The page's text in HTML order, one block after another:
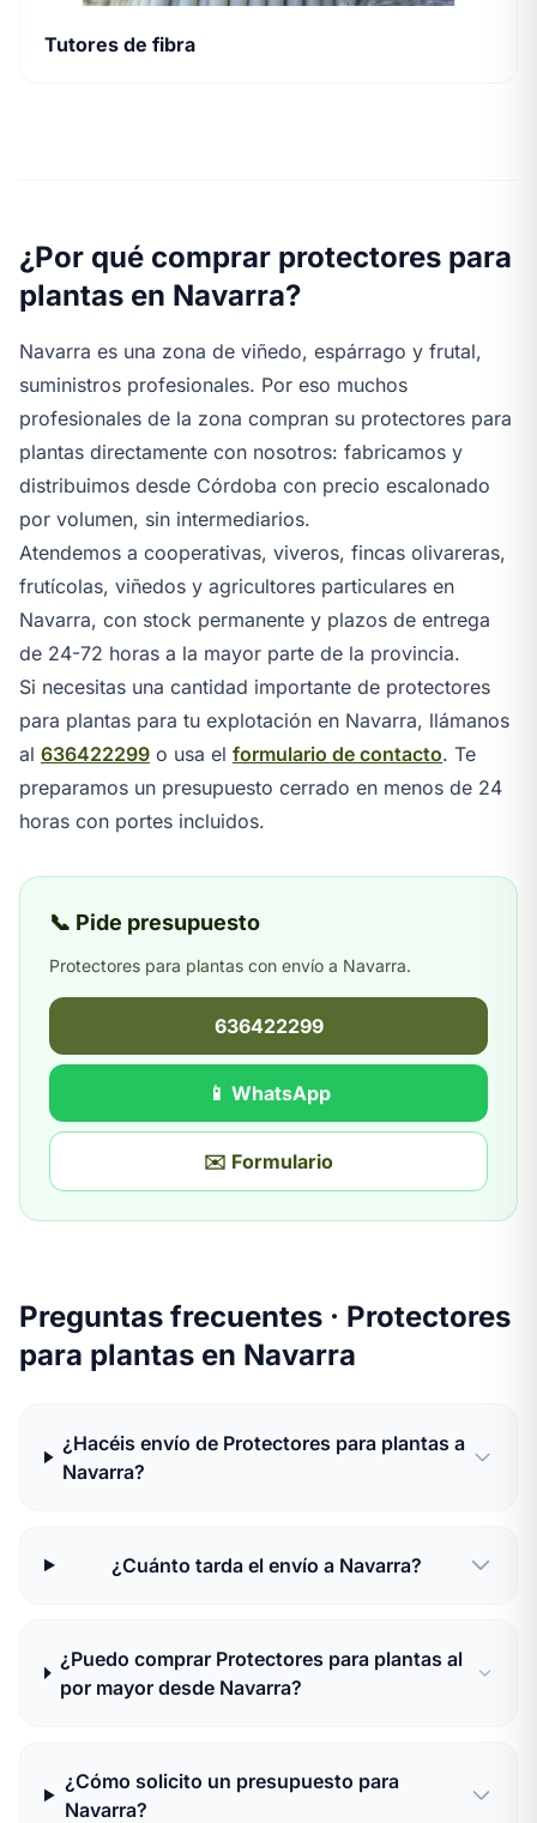
Tutores de fibra
¿Por qué comprar protectores para
plantas en Navarra?
Navarra es una zona de viñedo, espárrago y frutal,
suministros profesionales. Por eso muchos
profesionales de la zona compran su protectores para
plantas directamente con nosotros: fabricamos y
distribuimos desde Córdoba con precio escalonado
por volumen, sin intermediarios.
Atendemos a cooperativas, viveros, fincas olivareras,
frutícolas, viñedos y agricultores particulares en
Navarra, con stock permanente y plazos de entrega
de 24-72 horas a la mayor parte de la provincia.
Si necesitas una cantidad importante de protectores
para plantas para tu explotación en Navarra, llámanos
al 636422299 o usa el formulario de contacto. Te
preparamos un presupuesto cerrado en menos de 24
horas con portes incluidos.
📞 Pide presupuesto
Protectores para plantas con envío a Navarra.
636422299
📱 WhatsApp
✉️ Formulario
Preguntas frecuentes · Protectores
para plantas en Navarra
¿Hacéis envío de Protectores para plantas a
Navarra?
¿Cuánto tarda el envío a Navarra?
¿Puedo comprar Protectores para plantas al
por mayor desde Navarra?
¿Cómo solicito un presupuesto para
Navarra?